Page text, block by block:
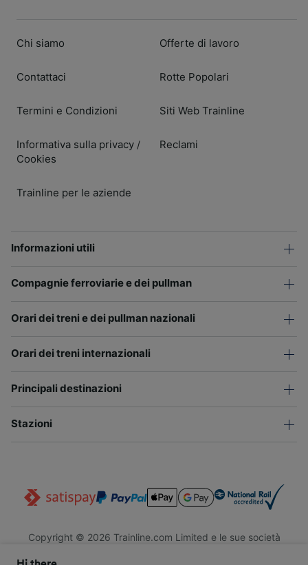
Chi siamo
Contattaci
Termini e Condizioni
Informativa sulla privacy /
Cookies
Trainline per le aziende
Offerte di lavoro
Rotte Popolari
Siti Web Trainline
Reclami
Informazioni utili
Compagnie ferroviarie e dei pullman
Orari dei treni e dei pullman nazionali
Orari dei treni internazionali
Principali destinazioni
Stazioni
Copyright © 2026 Trainline.com Limited e le sue società